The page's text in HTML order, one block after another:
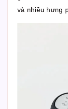
và nhiều hưng